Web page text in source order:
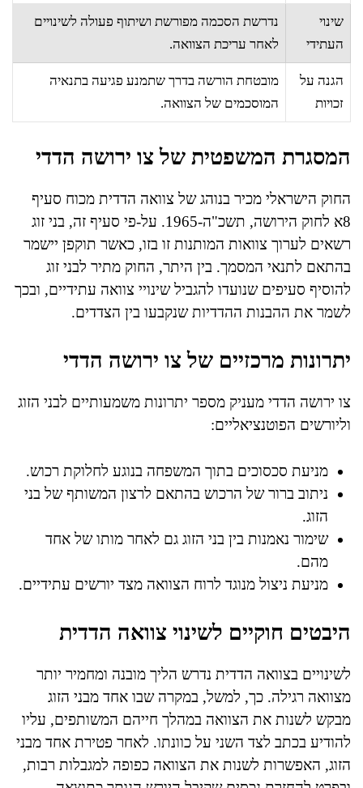
שינוי
העתידי
נדרשת הסכמה מפורשת ושיתוף פעולה לשינויים
לאחר עריכת הצוואה.
הגנה על
זכויות
מובטחת הורשה בדרך שתמנע פגיעה בתנאיה
המוסכמים של הצוואה.
המסגרת המשפטית של צו ירושה הדדי
החוק הישראלי מכיר בנוהג של צוואה הדדית מכוח סעיף
8א לחוק הירושה, תשכ"ה-1965. על-פי סעיף זה, בני זוג
רשאים לערוך צוואות המותנות זו בזו, כאשר תוקפן יישמר
בהתאם לתנאי המסמך. בין היתר, החוק מתיר לבני זוג
להוסיף סעיפים שנועדו להגביל שינויי צוואה עתידיים, ובכך
לשמר את ההבנות ההדדיות שנקבעו בין הצדדים.
יתרונות מרכזיים של צו ירושה הדדי
צו ירושה הדדי מעניק מספר יתרונות משמעותיים לבני הזוג
וליורשים הפוטנציאליים:
מניעת סכסוכים בתוך המשפחה בנוגע לחלוקת רכוש.
ניתוב ברור של הרכוש בהתאם לרצון המשותף של בני
הזוג.
שימור נאמנות בין בני הזוג גם לאחר מותו של אחד
מהם.
מניעת ניצול מנוגד לרוח הצוואה מצד יורשים עתידיים.
היבטים חוקיים לשינוי צוואה הדדית
לשינויים בצוואה הדדית נדרש הליך מובנה ומחמיר יותר
מצוואה רגילה. כך, למשל, במקרה שבו אחד מבני הזוג
מבקש לשנות את הצוואה במהלך חייהם המשותפים, עליו
להודיע בכתב לצד השני על כוונתו. לאחר פטירת אחד מבני
הזוג, האפשרות לשנות את הצוואה כפופה למגבלות רבות,